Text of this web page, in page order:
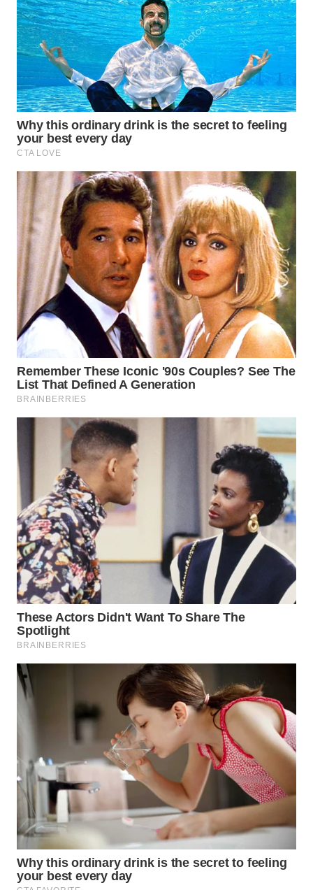
WN
LIKUPANG
WN
LABUANBAJO
WN
BORNEO
Media
Group
WAHANA
NEWS
WAHANA
TANI
WAHANA
WAHANA
INFRASTRUKTUR
WAHANA
KONSUMEN
WAHANA
LISTRIK
WAHANA
TRAVEL
WAHANA
TV
WAHANANEWS
WAHANANEWS
WAHANANEWS
NET
WAHANA
SPORT
WAHANA
UMKM